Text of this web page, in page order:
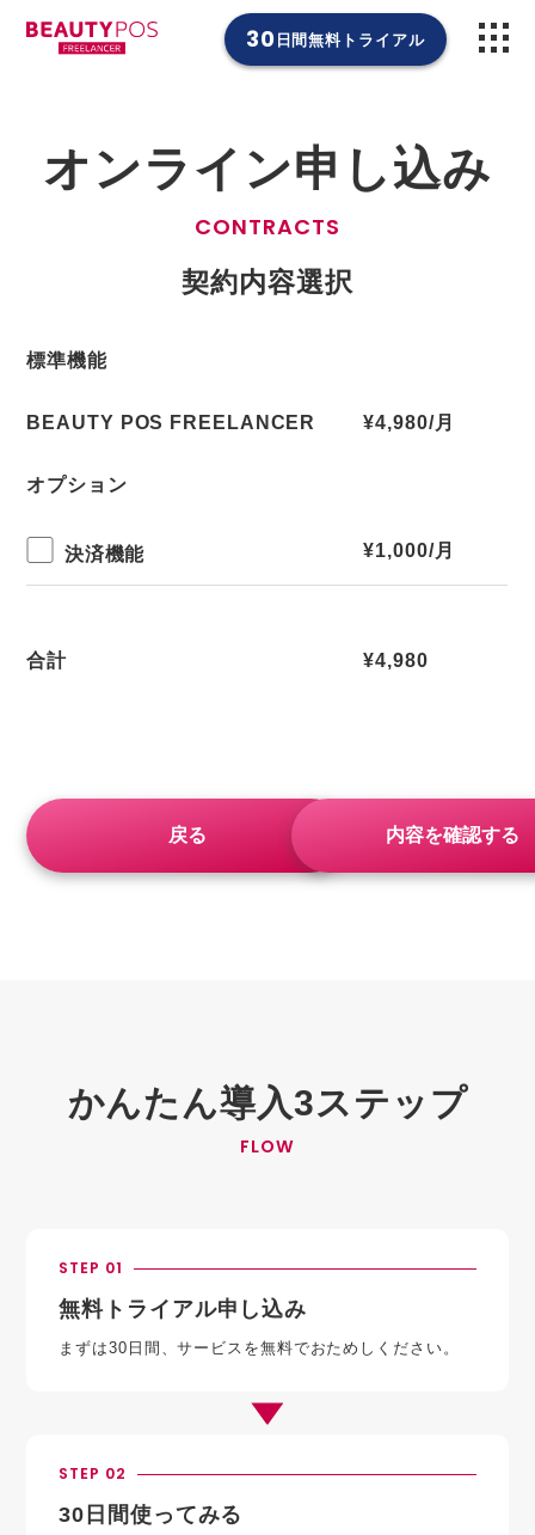
30 日間無料トライアル
オンライン申し込み
CONTRACTS
契約内容選択
標準機能
BEAUTY POS FREELANCER ¥4,980/月
オプション
決済機能 ¥1,000/月
合計 ¥4,980
かんたん導入3ステップ
FLOW
STEP 01
無料トライアル申し込み
まずは30日間、サービスを無料でおためしください。
STEP 02
30日間使ってみる